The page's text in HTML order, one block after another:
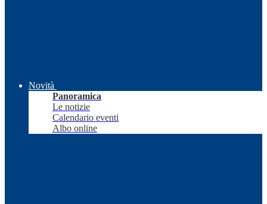
Novità
Panoramica
Le notizie
Calendario eventi
Albo online